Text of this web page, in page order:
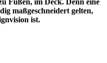
maßgeschneidert gelten,
ist.